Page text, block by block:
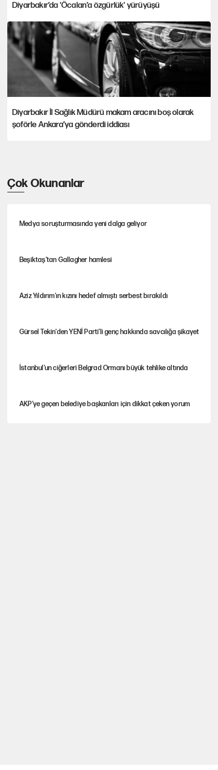
Diyarbakır’da 'Öcalan’a özgürlük' yürüyüşü
Diyarbakır İl Sağlık Müdürü makam aracını boş olarak
şoförle Ankara’ya gönderdi iddiası
Çok Okunanlar
Medya soruşturmasında yeni dalga geliyor
Beşiktaş’tan Gallagher hamlesi
Aziz Yıldırım'ın kızını hedef almıştı serbest bırakıldı
Gürsel Tekin'den YENİ Parti’li genç hakkında savcılığa şikayet
İstanbul’un ciğerleri Belgrad Ormanı büyük tehlike altında
AKP’ye geçen belediye başkanları için dikkat çeken yorum